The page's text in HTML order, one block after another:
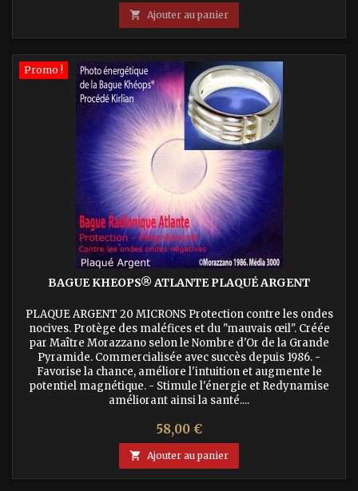
 Ajouter au panier
Promo !
BAGUE KHEOPS® ATLANTE PLAQUÉ ARGENT
PLAQUE ARGENT 20 MICRONS Protection contre les ondes
nocives. Protège des maléfices et du "mauvais œil". Créée
par Maître Morazzano selon le Nombre d'Or de la Grande
Pyramide. Commercialisée avec succès depuis 1986. -
Favorise la chance, améliore l'intuition et augmente le
potentiel magnétique. - Stimule l'énergie et Redynamise
améliorant ainsi la santé....
Prix
58,00 €
 Ajouter au panier